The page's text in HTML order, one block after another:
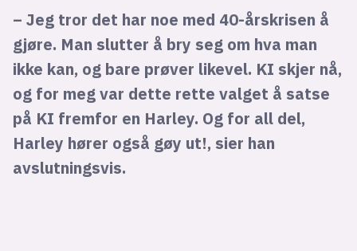
– Jeg tror det har noe med 40-årskrisen å
gjøre. Man slutter å bry seg om hva man
ikke kan, og bare prøver likevel. KI skjer nå,
og for meg var dette rette valget å satse
på KI fremfor en Harley. Og for all del,
Harley hører også gøy ut!, sier han
avslutningsvis.